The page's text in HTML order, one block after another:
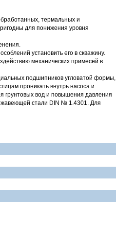
термальных и
для понижения уровня
установить его в скважину.
механических примесей в
подшипников угловатой формы,
проникать внутрь насоса и
грунтовых вод и повышения давления
стали DIN № 1.4301. Для